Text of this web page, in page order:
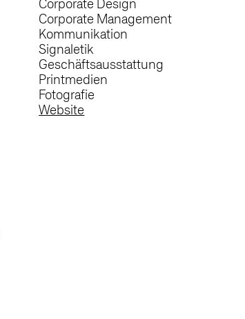
Corporate Design
Corporate Management
Kommunikation
Signaletik
Geschäftsausstattung
Printmedien
Fotografie
Website